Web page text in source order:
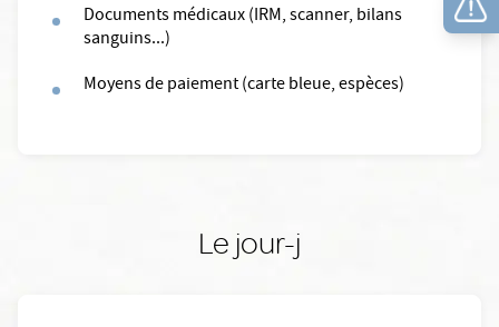
Documents médicaux (IRM, scanner, bilans
sanguins...)
Moyens de paiement (carte bleue, espèces)
Le jour-j